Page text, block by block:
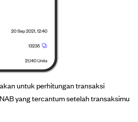
untuk perhitungan transaksi
yang tercantum setelah transaksimu